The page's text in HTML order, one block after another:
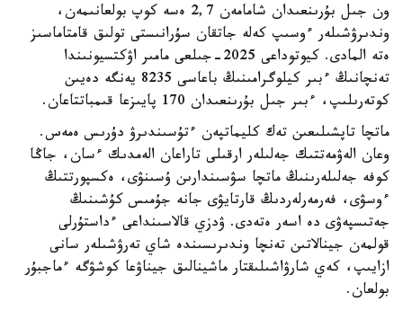
ون جىل بۇرىنعىدان شامامەن 2,7 ەسە كوپ بولعانىمەن،
وندىرۋشىلەر ءوسىپ كەلە جاتقان سۇرانىستى تولىق قامتاماسىز
ەتە المادى. كيوتوداعى 2025-جىلعى مامىر اۋكتسيونىندا
تەنچانىڭ ءبىر كيلوگرامىنىڭ باعاسى 8235 يەنگە دەيىن
كوتەرىلىپ، ءبىر جىل بۇرىنعىدان 170 پايىزعا قىمباتتاعان.
ماتچا تاپشىلىعىن تەك كليماتپەن ءتۇسىندىرۋ دۇرىس ەمەس.
وعان الەۋمەتتىك جەلىلەر ارقىلى تاراعان الەمدىك ءسان، جاڭا
كوفە جەلىلەرىنىڭ ماتچا سۋسىندارىن ۇسىنۋى، ەكسپورتتىڭ
ءوسۋى، فەرمەرلەردىڭ قارتايۋى جانە جۇمىس كۇشىنىڭ
جەتىسپەۋى دە اسەر ەتەدى. ۋدزي قالاسىنداعى ءداستۇرلى
قولمەن جينالاتىن تەنچا وندىرىسىندە شاي تەرۋشىلەر سانى
ازايىپ، كەي شارۋاشىلىقتار ماشينالىق جيناۋعا كوشۋگە ءماجبۇر
بولعان.